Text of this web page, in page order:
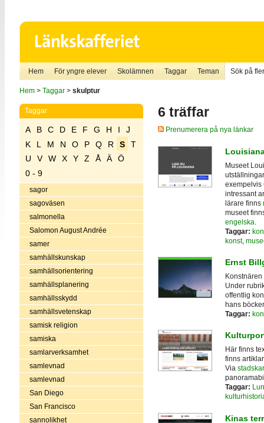
Hem För yngre elever Skolämnen Taggar Teman Sök på
Hem> Taggar> skulptur
Taggar
A B C D E F G H I
J
K
L M N O P Q R S
T
U
V W X Y Z Å Ä
Ö
0 - 9
sagor
sagoväsen
salmonella
Salomon August Andrée
samer
samhällskunskap
samhällsorientering
samhällsplanering
samhällsskydd
samhällsvetenskap
samisk religion
samiska
samlarverksamhet
samlevnad
samlevnad
San Diego
San Francisco
sannolikhet
6 träffar
Prenumerera på nya länkar
Museet
exempelvis
intressant
lärare finns
museet
engelska
Taggar:
konst,
Ernst
Under
offentlig
hans
Taggar:
Här finns
finns
Via
Taggar:
Kinas